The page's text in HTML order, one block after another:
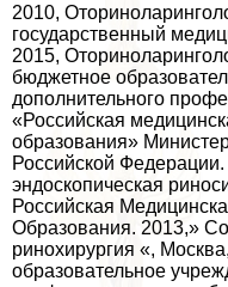
2010,
государственный
2015,
бюджетное
дополнительного
«Российская
образования»
Российской
эндоскопическая
Российская
Образования. 2013,»
ринохирургия «,
образовательное